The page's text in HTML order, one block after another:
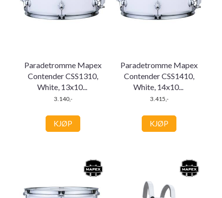
Paradetromme Mapex
Contender CSS1310,
White, 13x10...
3.140,-
KJØP
Paradetromme Mapex
Contender CSS1410,
White, 14x10...
3.415,-
KJØP